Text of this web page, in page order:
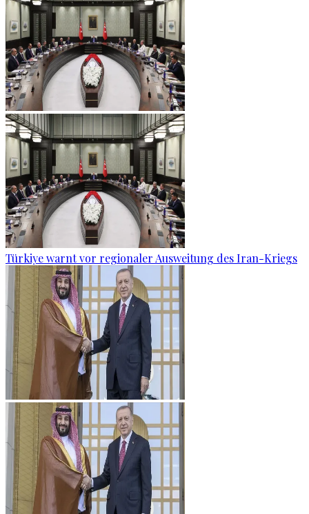
Türkiye warnt vor regionaler Ausweitung des Iran-Kriegs